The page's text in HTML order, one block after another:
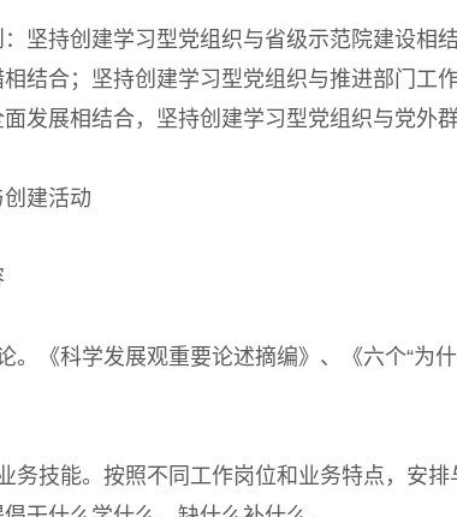
持创建学习型党组织与省级示范院建设相
结合；坚持创建学习型党组织与推进部门工
发展相结合，坚持创建学习型党组织与党外
建活动
《科学发展观重要论述摘编》、《六个“为什
技能。按照不同工作岗位和业务特点，安排